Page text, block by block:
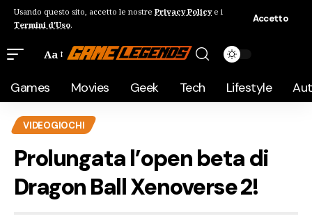
Usando questo sito, accetto le nostre Privacy Policye i
Termini d'Uso.
Accetto
Aa
Games Movies Geek Tech Lifestyle
VIDEOGIOCHI
Prolungata l’open beta di
Dragon Ball Xenoverse 2!